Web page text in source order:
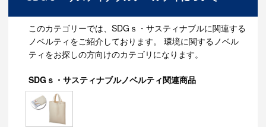
このカテゴリーでは、SDGｓ・サスティナブルに関連する
ノベルティをご紹介しております。 環境に関するノベル
ティをお探しの方向けのカテゴリになります。
SDGｓ・サスティナブルノベルティ関連商品